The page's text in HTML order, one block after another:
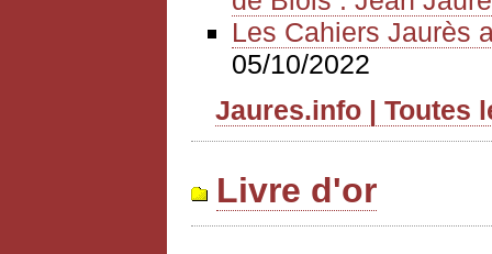
Les Cahiers Jaurès
05/10/2022
Jaures.info | Toutes
Livre d'or